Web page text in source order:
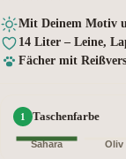
Mit Deinem Motiv
14 Liter – Leine,
Fächer mit
Taschenfarbe
Sahara Oliv